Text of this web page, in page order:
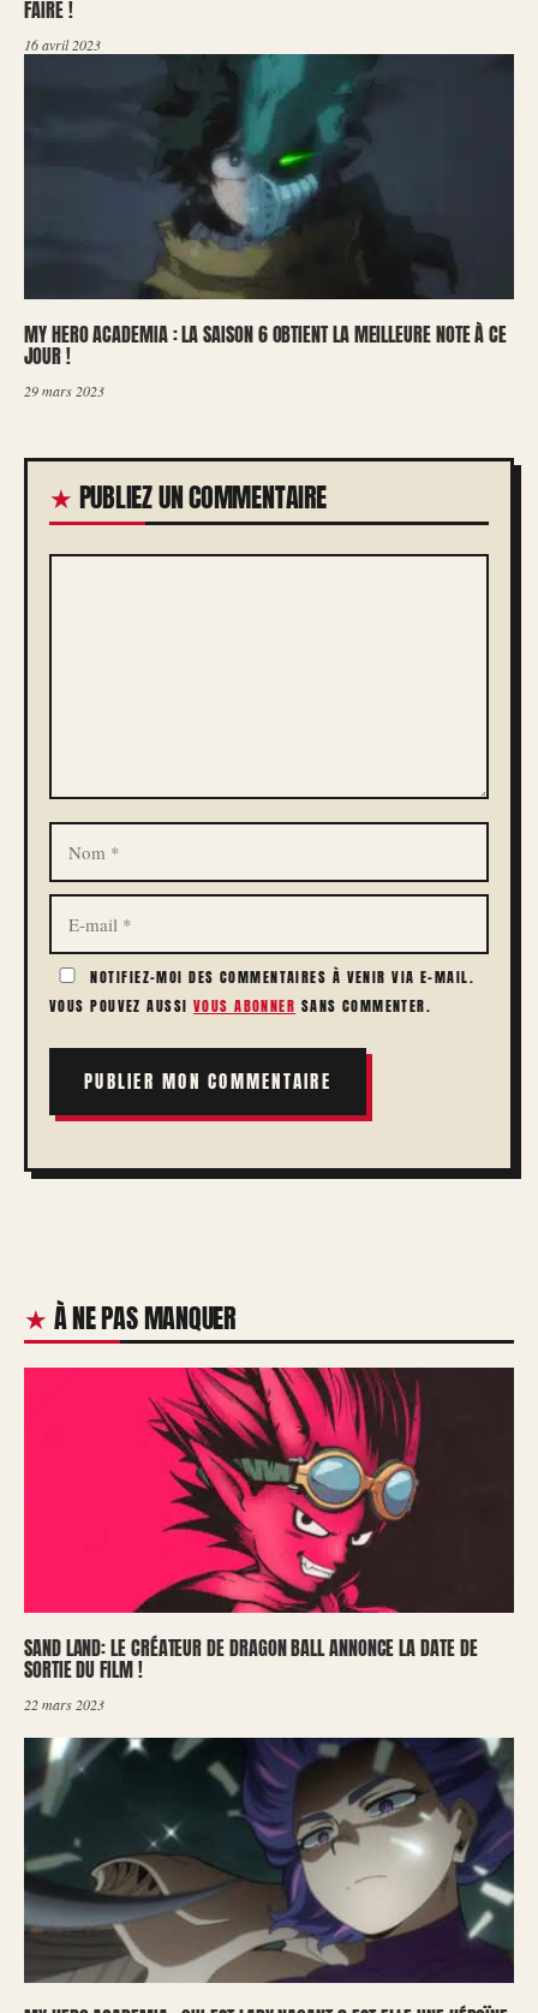
FAIRE !
16 avril 2023
MY HERO ACADEMIA : LA SAISON 6 OBTIENT LA MEILLEURE NOTE À CE
JOUR !
29 mars 2023
PUBLIEZ UN COMMENTAIRE
MAIL
NOTIFIEZ-MOI DES COMMENTAIRES À VENIR VIA E-MAIL.
VOUS POUVEZ AUSSI VOUS ABONNER SANS COMMENTER.
À NE PAS MANQUER
SAND LAND: LE CRÉATEUR DE DRAGON BALL ANNONCE LA DATE DE
SORTIE DU FILM !
22 mars 2023